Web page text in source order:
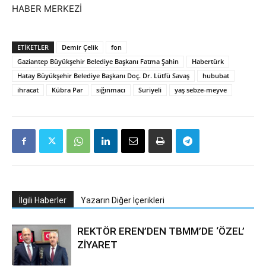
HABER MERKEZİ
ETIKETLER Demir Çelik
fon
Gaziantep Büyükşehir Belediye Başkanı Fatma Şahin
Habertürk
Hatay Büyükşehir Belediye Başkanı Doç. Dr. Lütfü Savaş
hububat
ihracat
Kübra Par sığınmacı Suriyeli yaş sebze-meyve
İlgili Haberler Yazarın Diğer İçerikleri
REKTÖR EREN’DEN TBMM’DE ‘ÖZEL’
ZİYARET